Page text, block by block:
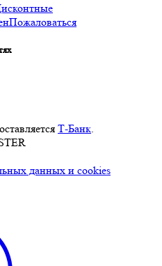
Пожаловаться
Т-Банк.
данных и cookies